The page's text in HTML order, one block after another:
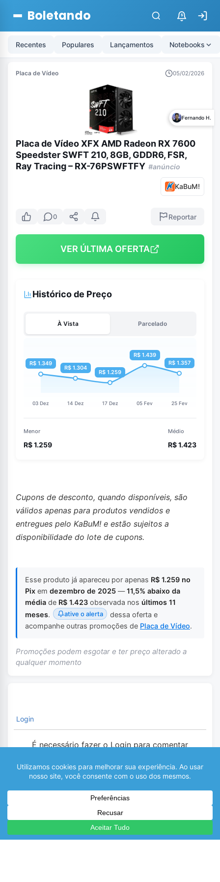
Boletando $
Recentes Populares Lançamentos Notebooks
Placa de Vídeo 05/02/2026
Fernando H.
Placa de Vídeo XFX AMD Radeon RX 7600
Speedster SWFT 210, 8GB, GDDR6, FSR,
Ray Tracing – RX-76PSWFTFY #anúncio
KaBuM!
0 Reportar
VER ÚLTIMA OFERTA
Histórico de Preço
À Vista Parcelado
Menor
R$ 1.259
Médio
R$ 1.423
Cupons de desconto, quando disponíveis, são
válidos apenas para produtos vendidos e
entregues pelo KaBuM! e estão sujeitos a
disponibilidade do lote de cupons.
Esse produto já apareceu por apenas R$ 1.259 no
Pix em dezembro de 2025 —11,5% abaixo da
média de R$ 1.423 observada nos últimos 11
meses. ative o alerta
dessa oferta e
acompanhe outras promoções de Placa de Vídeo.
Promoções podem esgotar e ter preço alterado a
qualquer momento
Login
É necessário fazer o Login para comentar
0 COMENTÁRIOS